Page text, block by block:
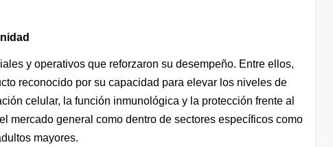
y operativos que reforzaron su desempeño. Entre ellos,
reconocido por su capacidad para elevar los niveles de
celular, la función inmunológica y la protección frente al
mercado general como dentro de sectores específicos como
mayores.